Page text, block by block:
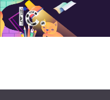
Illustratörcentrum